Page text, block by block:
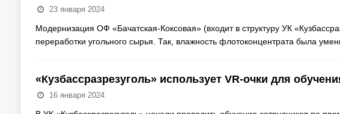
23 января 2024
Модернизация ОФ «Бачатская-Коксовая» (входит в структуру УК
переработки угольного сырья. Так, влажность флотоконцентрата была
«Кузбассразрезуголь» использует VR-очки для
16 января 2024